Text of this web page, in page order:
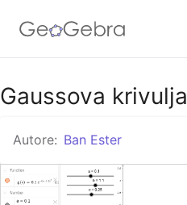
Google Classroom
GeoGebra Classroom
Gaussova krivulja
Autore: Ban Ester